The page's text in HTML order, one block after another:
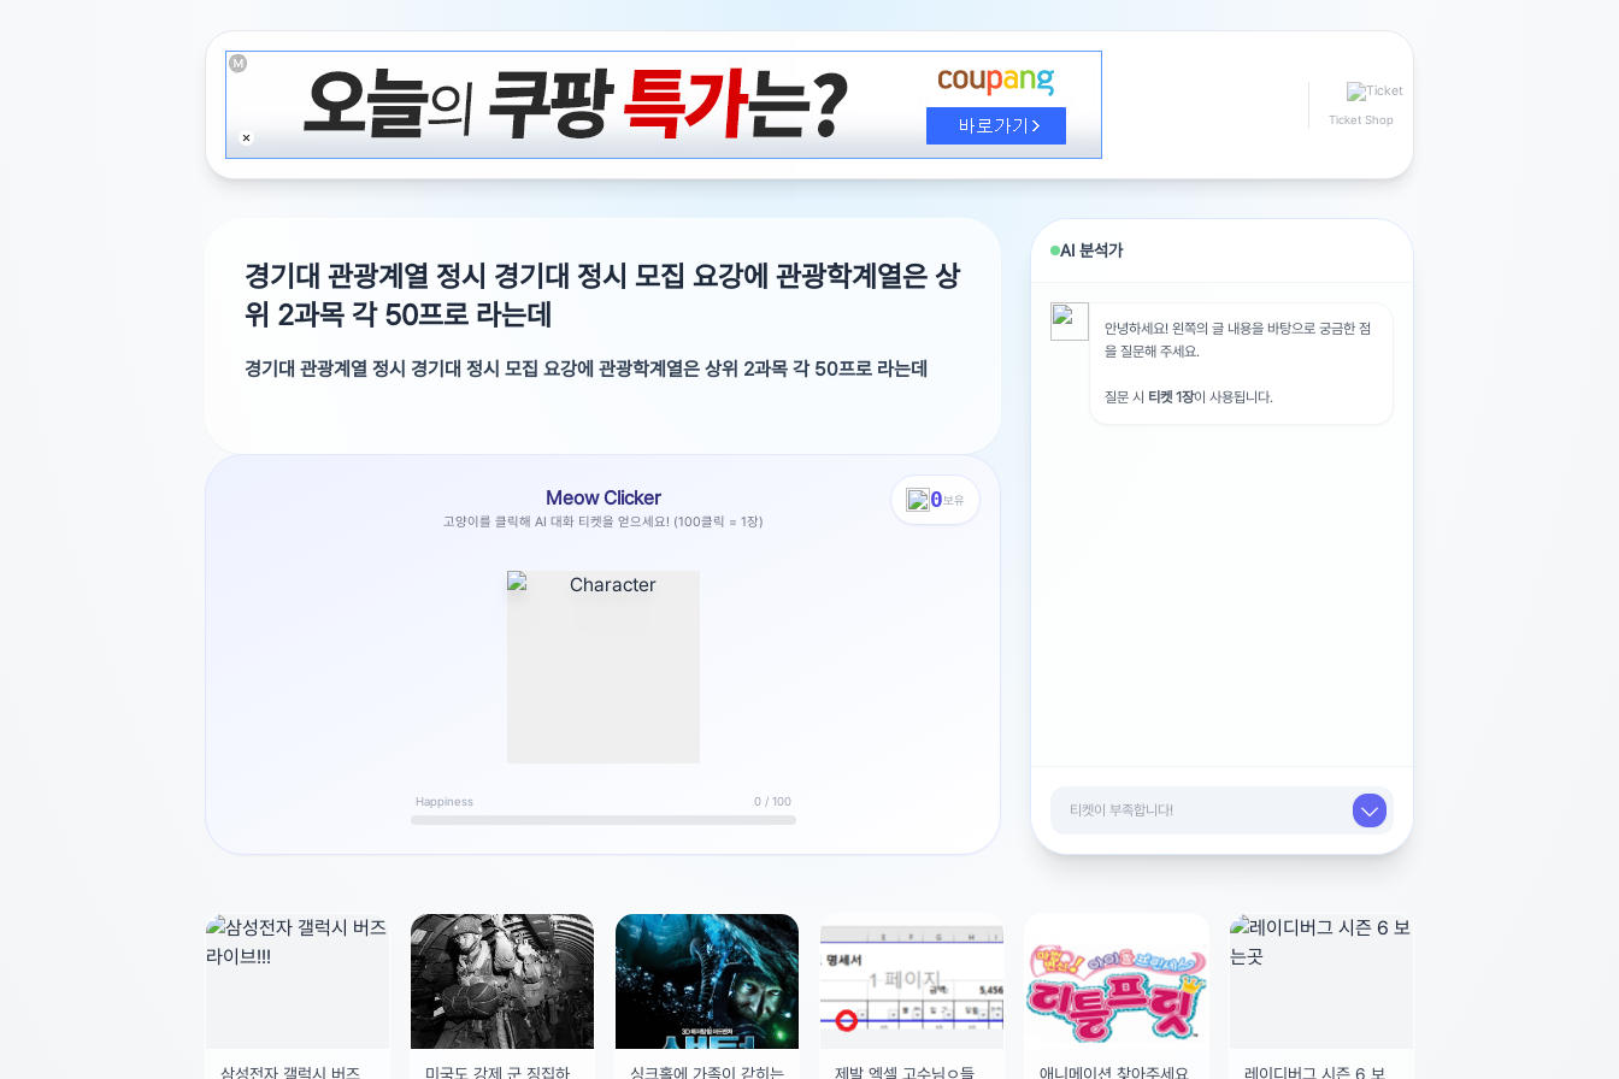
Ticket Shop
경기대 관광계열 정시 경기대 정시 모집 요강에 관광학계열은 상
위 2과목 각 50프로 라는데
경기대 관광계열 정시 경기대 정시 모집 요강에 관광학계열은 상위 2과목 각 50프로 라는데
아닙니다. 영어 30% + 국수탐 중 상위 2과목 35% 35% 입니다.
광고를 닫거나 티켓 5개로 해제
0보유
Meow Clicker
고양이를 클릭해 AI 대화 티켓을 얻으세요! (100클릭 = 1장)
Happiness 0 / 100
AI 분석가
안녕하세요! 왼쪽의 글 내용을 바탕으로 궁금한 점
을 질문해 주세요.
질문 시 티켓 1장이 사용됩니다.
삼성전자 갤럭시 버즈 미국도 강제 군 징집하 싱크홀에 가족이 갇히는 제발 엑셀 고수님ㅇ들 애니메이션 찾아주세요 레이디버그 시즌 6 보